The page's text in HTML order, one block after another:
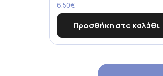
6.50€
Προσθήκη στο καλάθι